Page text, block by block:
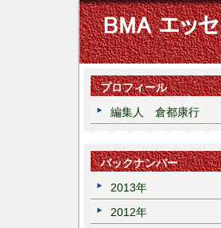
プロフィール
編集人 倉都康行
バックナンバー
2013年
2012年